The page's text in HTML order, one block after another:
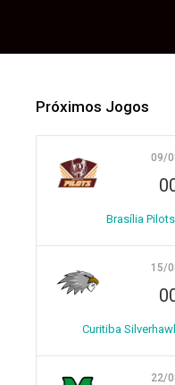
Próximos Jogos
09/
Brasília
15/
Curitiba
22/